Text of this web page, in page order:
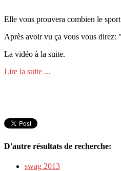
Elle vous prouvera combien le
Après avoir vu ça vous vous direz:
La vidéo à la suite.
Lire la suite ...
D'autre résultats de recherche:
swag 2013